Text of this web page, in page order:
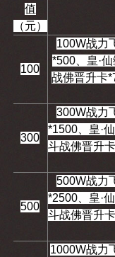
值
（元）
100
100W战力
*500、皇·
战佛晋升卡
300
300W战力
*1500、皇·
斗战佛晋升
500
500W战力
*2500、皇·
斗战佛晋升
1000W战力